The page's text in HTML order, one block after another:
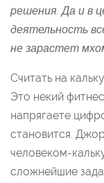
решения. Да и в
деятельность
не зарастет
Считать на
Это некий
напрягаете
становится.
человеком-
сложнейшие